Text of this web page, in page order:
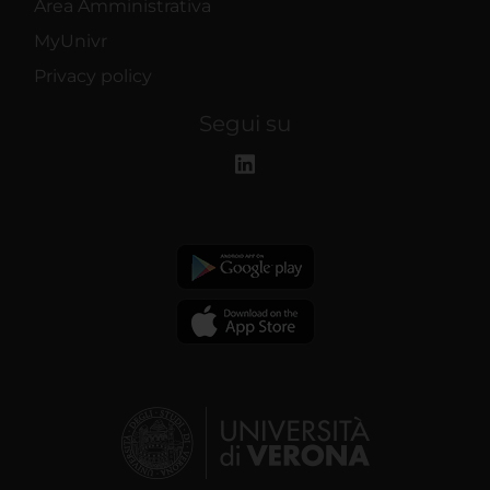
Area Amministrativa
MyUnivr
Privacy policy
Segui su